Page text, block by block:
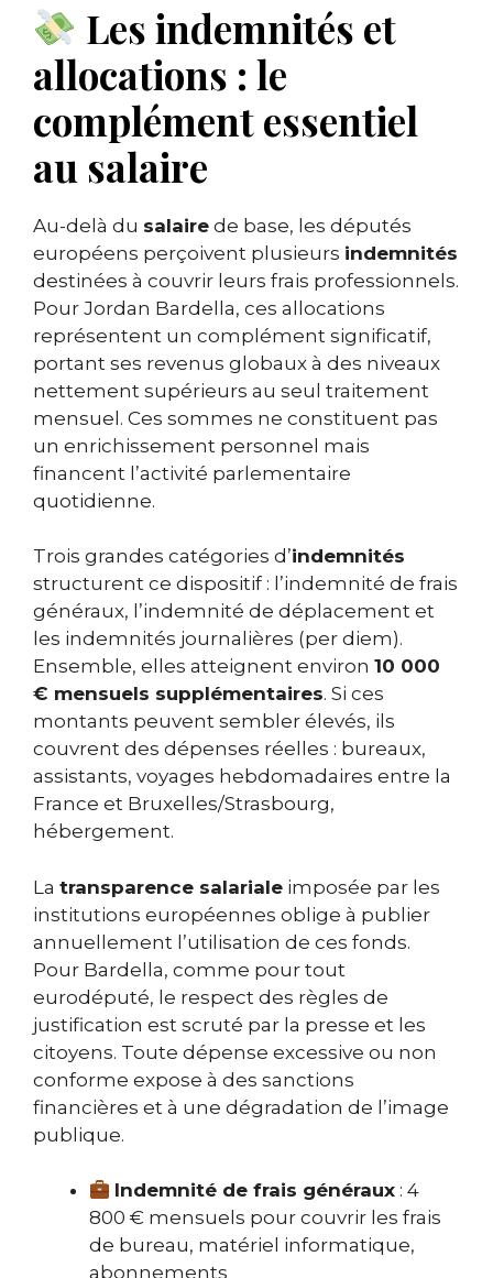
Les indemnités et
allocations : le
complément essentiel
au salaire
Au-delà du salaire de base, les députés
européens perçoivent plusieurs indemnités
destinées à couvrir leurs frais professionnels.
Pour Jordan Bardella, ces allocations
représentent un complément significatif,
portant ses revenus globaux à des niveaux
nettement supérieurs au seul traitement
mensuel. Ces sommes ne constituent pas
un enrichissement personnel mais
financent l’activité parlementaire
quotidienne.
Trois grandes catégories d’indemnités
structurent ce dispositif : l’indemnité de frais
généraux, l’indemnité de déplacement et
les indemnités journalières (per diem).
Ensemble, elles atteignent environ 10 000
€ mensuels supplémentaires. Si ces
montants peuvent sembler élevés, ils
couvrent des dépenses réelles : bureaux,
assistants, voyages hebdomadaires entre la
France et Bruxelles/Strasbourg,
hébergement.
La transparence salariale imposée par les
institutions européennes oblige à publier
annuellement l’utilisation de ces fonds.
Pour Bardella, comme pour tout
eurodéputé, le respect des règles de
justification est scruté par la presse et les
citoyens. Toute dépense excessive ou non
conforme expose à des sanctions
financières et à une dégradation de l’image
publique.
Indemnité de frais généraux : 4
800 € mensuels pour couvrir les frais
de bureau, matériel informatique,
abonnements